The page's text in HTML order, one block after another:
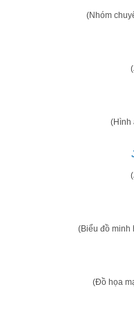
(Nhóm
(Hình
(Biểu đồ minh
(Đồ họa